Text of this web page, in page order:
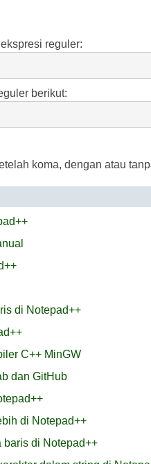
reguler:
berikut:
koma, dengan atau
di Notepad++
C++ MinGW
dan GitHub
di Notepad++
baris di Notepad++